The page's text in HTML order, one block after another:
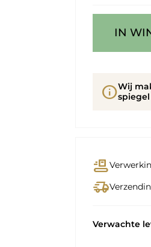
IN
infoWij
conveyor_belt
delivery_truck_speed
Verwachte